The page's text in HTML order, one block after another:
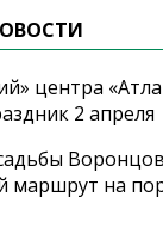
центра
2 апреля
маршрут на